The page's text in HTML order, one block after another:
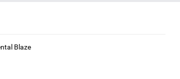
Blaze